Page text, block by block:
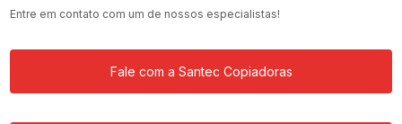
Entre em contato com um de nossos especialistas!
Fale com a Santec Copiadoras